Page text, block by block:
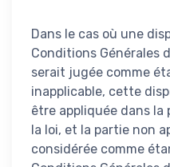
Dans le cas où une
Conditions Générales
serait jugée comme
inapplicable, cette
être appliquée dans la
la loi, et la partie non
considérée comme